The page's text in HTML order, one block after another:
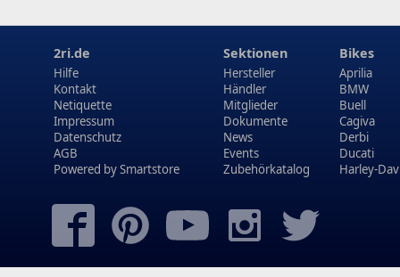
2ri.de
Hilfe
Kontakt
Netiquette
Impressum
Datenschutz
AGB
Powered bySmartstore
Sektionen
Hersteller
Händler
Mitglieder
Dokumente
News
Events
Zubehörkatalog
Bikes
Aprilia
BMW
Buell
Cagiva
Derbi
Ducati
Harley-